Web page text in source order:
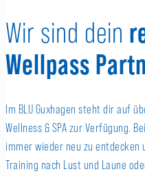
Wir sind dein
Wellpass
Im BLU Guxhagen steht dir auf
Wellness & SPA zur Verfügung.
immer wieder neu zu
Training nach Lust und Laune